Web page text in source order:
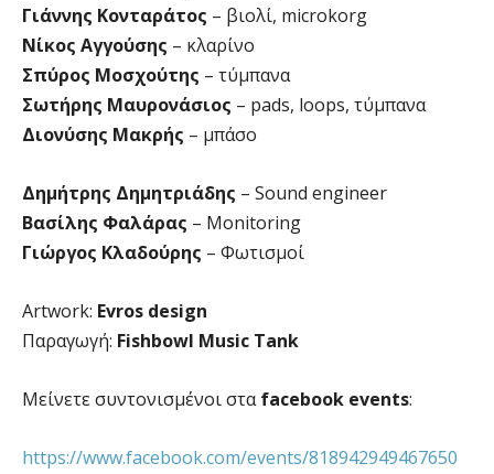
Γιάννης Κονταράτος – βιολί, microkorg
Νίκος Αγγούσης – κλαρίνο
Σπύρος Μοσχούτης – τύμπανα
Σωτήρης Μαυρονάσιος – pads, loops, τύμπανα
Διονύσης Μακρής – μπάσο
Δημήτρης Δημητριάδης – Sound engineer
Βασίλης Φαλάρας – Monitoring
Γιώργος Κλαδούρης – Φωτισμοί
Artwork: Evros design
Παραγωγή: Fishbowl Music Tank
Μείνετε συντονισμένοι σταfacebook events:
https://www.facebook.com/events/818942949467650